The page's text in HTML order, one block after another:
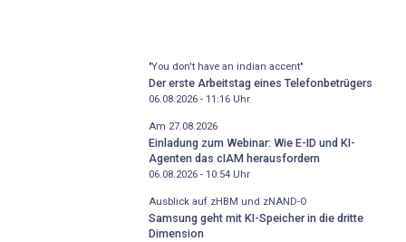
"You don't have an indian accent"
Der erste Arbeitstag eines Telefonbetrügers
06.08.2026 - 11:16Uhr
Am 27.08.2026
Einladung zum Webinar: Wie E-ID und KI-
Agenten das cIAM herausfordern
06.08.2026 - 10:54Uhr
Ausblick auf zHBM und zNAND-O
Samsung geht mit KI-Speicher in die dritte
Dimension